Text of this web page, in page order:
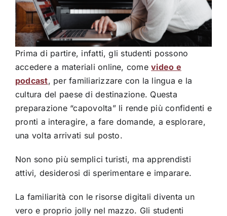
Prima di partire, infatti, gli studenti possono
accedere a materiali online, comevideo e
podcast, per familiarizzare con la lingua e la
cultura del paese di destinazione. Questa
preparazione “capovolta” li rende più confidenti e
pronti a interagire, a fare domande, a esplorare,
una volta arrivati sul posto.
Non sono più semplici turisti, ma apprendisti
attivi, desiderosi di sperimentare e imparare.
La familiarità con le risorse digitali diventa un
vero e proprio jolly nel mazzo. Gli studenti